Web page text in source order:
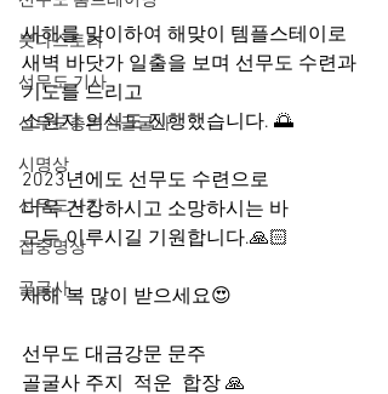
붓다스토리
선무도 기사
선무도총본산골굴사
시명상
선무도사진
집중명상
골굴사
새해를 맞이하여 해맞이 템플스테이로
새벽 바닷가 일출을 보며 선무도 수련과
기도를 드리고
소원지 의식도 진행했습니다. 🌅
2023년에도 선무도 수련으로
더욱 건강하시고 소망하시는 바
모두 이루시길 기원합니다.🙏🏻
새해 복 많이 받으세요😍
선무도 대금강문 문주
골굴사 주지  적운  합장 🙏